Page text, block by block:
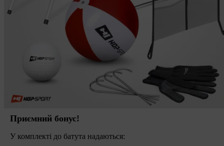
Приємний бонус!
У комплекті до батута надаються: